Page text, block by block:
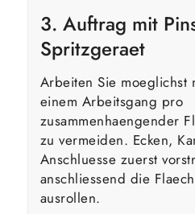
3. Auftrag mit
Spritzgeraet
Arbeiten Sie moeglichst
einem Arbeitsgang pro
zusammenhaengender
zu vermeiden. Ecken,
Anschluesse zuerst
anschliessend die
ausrollen.